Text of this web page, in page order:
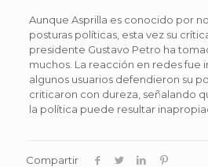
Aunque Asprilla es conocido por
posturas políticas, esta vez su
presidente Gustavo Petro ha
muchos. La reacción en redes fue
algunos usuarios defendieron su
criticaron con dureza, señalando
la política puede resultar
Compartir